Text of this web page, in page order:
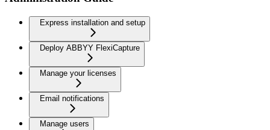
Express installation and setup
Deploy ABBYY FlexiCapture
Manage your licenses
Email notifications
Manage users